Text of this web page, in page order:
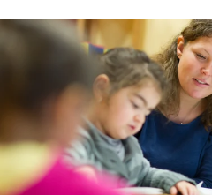
sport
berlin
nord
wahrheit
verlag